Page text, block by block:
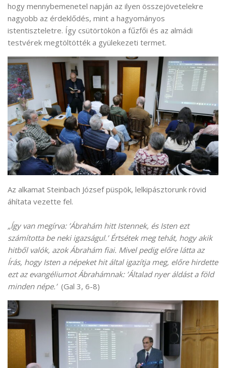
hogy mennybemenetel napján az ilyen összejövetelekre
nagyobb az érdeklődés, mint a hagyományos
istentiszteletre. Így csütörtökön a fűzfői és az almádi
testvérek megtöltötték a gyülekezeti termet.
Az alkamat Steinbach József püspök, lelkipásztorunk rövid
áhítata vezette fel.
„Így van megírva: ’Ábrahám hitt Istennek, és Isten ezt
számította be neki igazságul.’ Értsétek meg tehát, hogy akik
hitből valók, azok Ábrahám fiai. Mivel pedig előre látta az
Írás, hogy Isten a népeket hit által igazítja meg, előre hirdette
ezt az evangéliumot Ábrahámnak: ’Általad nyer áldást a föld
minden népe.’(Gal 3, 6-8)